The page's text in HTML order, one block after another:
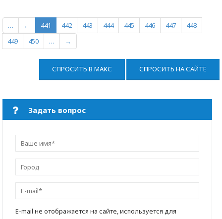
… ← 441 442 443 444 445 446 447
448
449
450 … →
СПРОСИТЬ В МАКС СПРОСИТЬ НА САЙТЕ
Задать вопрос
E-mail не отображается на сайте, используется для